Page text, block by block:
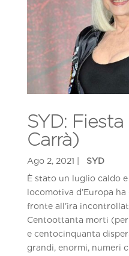
SYD:
Carrà)
È stato un luglio caldo
locomotiva d’Europa
fronte all’ira
Centoottanta morti
e centocinquanta
grandi, enormi, numeri